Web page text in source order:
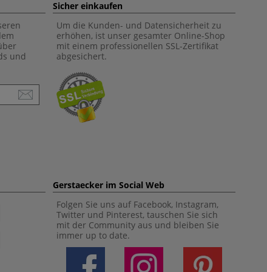
und
Sicher einkaufen
Um die Kunden- und Datensicherheit zu
erhöhen, ist unser gesamter Online-Shop
mit einem professionellen SSL-Zertifikat
abgesichert.
Gerstaecker im Social Web
Folgen Sie uns auf Facebook, Instagram,
Twitter und Pinterest, tauschen Sie sich
mit der Community aus und bleiben Sie
immer up to date.